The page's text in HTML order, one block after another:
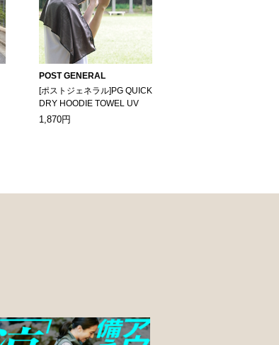
POST GENERAL
[ポストジェネラル]PG QUICK
DRY HOODIE TOWEL UV
1,870円